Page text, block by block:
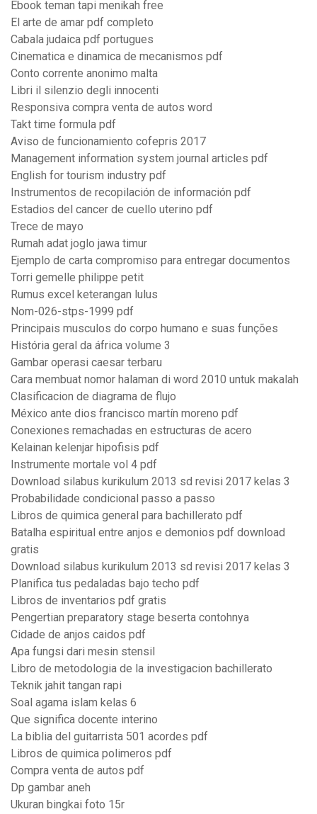
Ebook teman tapi menikah free
El arte de amar pdf completo
Cabala judaica pdf portugues
Cinematica e dinamica de mecanismos pdf
Conto corrente anonimo malta
Libri il silenzio degli innocenti
Responsiva compra venta de autos word
Takt time formula pdf
Aviso de funcionamiento cofepris 2017
Management information system journal articles pdf
English for tourism industry pdf
Instrumentos de recopilación de información pdf
Estadios del cancer de cuello uterino pdf
Trece de mayo
Rumah adat joglo jawa timur
Ejemplo de carta compromiso para entregar documentos
Torri gemelle philippe petit
Rumus excel keterangan lulus
Nom-026-stps-1999 pdf
Principais musculos do corpo humano e suas funções
História geral da áfrica volume 3
Gambar operasi caesar terbaru
Cara membuat nomor halaman di word 2010 untuk makalah
Clasificacion de diagrama de flujo
México ante dios francisco martín moreno pdf
Conexiones remachadas en estructuras de acero
Kelainan kelenjar hipofisis pdf
Instrumente mortale vol 4 pdf
Download silabus kurikulum 2013 sd revisi 2017 kelas 3
Probabilidade condicional passo a passo
Libros de quimica general para bachillerato pdf
Batalha espiritual entre anjos e demonios pdf download
gratis
Download silabus kurikulum 2013 sd revisi 2017 kelas 3
Planifica tus pedaladas bajo techo pdf
Libros de inventarios pdf gratis
Pengertian preparatory stage beserta contohnya
Cidade de anjos caidos pdf
Apa fungsi dari mesin stensil
Libro de metodologia de la investigacion bachillerato
Teknik jahit tangan rapi
Soal agama islam kelas 6
Que significa docente interino
La biblia del guitarrista 501 acordes pdf
Libros de quimica polimeros pdf
Compra venta de autos pdf
Dp gambar aneh
Ukuran bingkai foto 15r